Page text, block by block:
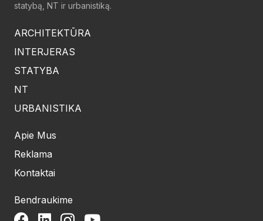
statybą, NT ir urbanistiką.
ARCHITEKTŪRA
INTERJERAS
STATYBA
NT
URBANISTIKA
Apie Mus
Reklama
Kontaktai
Bendraukime